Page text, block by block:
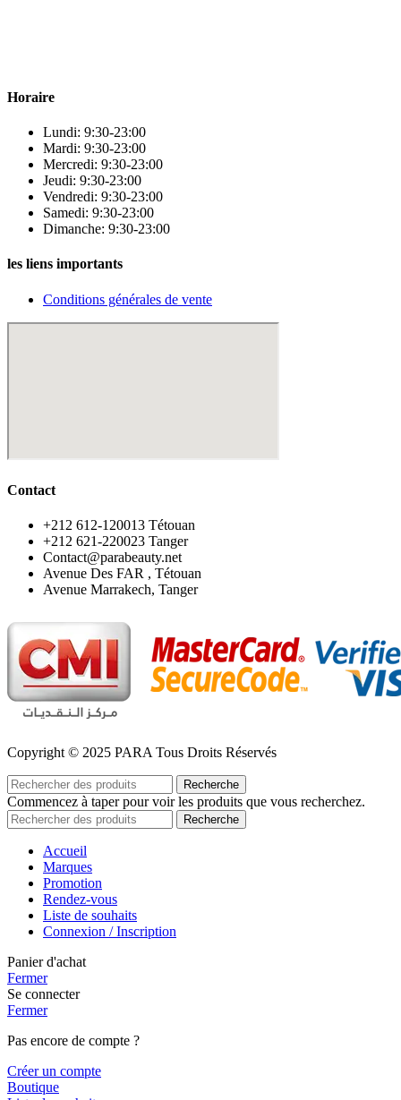
Horaire
Lundi: 9:30-23:00
Mardi: 9:30-23:00
Mercredi: 9:30-23:00
Jeudi: 9:30-23:00
Vendredi: 9:30-23:00
Samedi: 9:30-23:00
Dimanche: 9:30-23:00
les liens importants
Conditions générales de vente
Contact
‪+212 612-120013 Tétouan
‪+212 621-220023 Tanger
Contact@parabeauty.net
Avenue Des FAR , Tétouan
Avenue Marrakech, Tanger
Copyright © 2025 PARA Tous Droits Réservés
Recherche
Commencez à taper pour voir les produits que vous recherchez.
Recherche
Accueil
Marques
Promotion
Rendez-vous
Liste de souhaits
Connexion / Inscription
Panier d'achat
Fermer
Se connecter
Fermer
Pas encore de compte ?
Créer un compte
Boutique